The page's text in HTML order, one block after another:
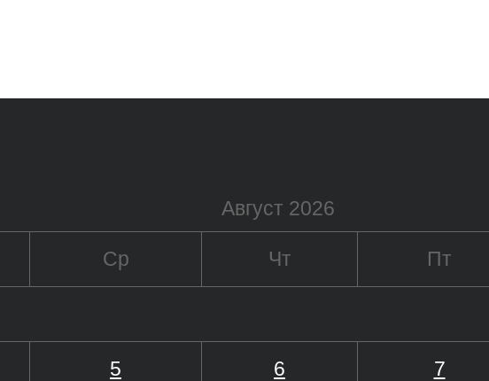
Август 2026
Ср Чт Пт
5 6 7